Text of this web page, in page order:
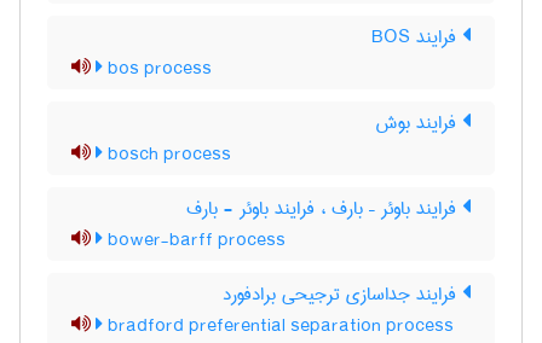
فرایند BOS
bos process
فرایند بوش
bosch process
فرایند باوئر – بارف ، فرایند باوئر - بارف
bower-barff process
فرایند جداسازی ترجیحی برادفورد
bradford preferential separation process